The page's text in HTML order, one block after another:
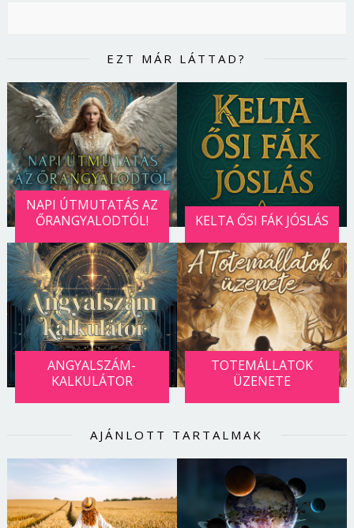
EZT MÁR LÁTTAD?
NAPI ÚTMUTATÁS AZ
ŐRANGYALODTÓL!
KELTA ŐSI FÁK JÓSLÁS
ANGYALSZÁM-
KALKULÁTOR
TOTEMÁLLATOK
ÜZENETE
AJÁNLOTT TARTALMAK